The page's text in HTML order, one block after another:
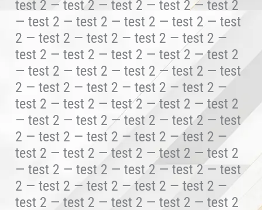
test 2 — test 2 — test 2 — test 2 — test 2
— test 2 — test 2 — test 2 — test 2 — test
2 — test 2 — test 2 — test 2 — test 2 —
test 2 — test 2 — test 2 — test 2 — test 2
— test 2 — test 2 — test 2 — test 2 — test
2 — test 2 — test 2 — test 2 — test 2 —
test 2 — test 2 — test 2 — test 2 — test 2
— test 2 — test 2 — test 2 — test 2 — test
2 — test 2 — test 2 — test 2 — test 2 —
test 2 — test 2 — test 2 — test 2 — test 2
— test 2 — test 2 — test 2 — test 2 — test
2 — test 2 — test 2 — test 2 — test 2 —
test 2 — test 2 — test 2 — test 2 — test 2